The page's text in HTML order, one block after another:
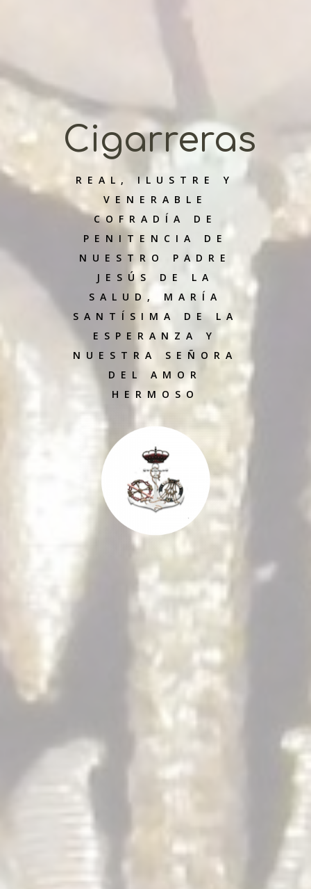
Cigarreras
REAL, ILUSTRE Y
VENERABLE
COFRADÍA DE
PENITENCIA DE
NUESTRO PADRE
JESÚS DE LA
SALUD, MARÍA
SANTÍSIMA DE LA
ESPERANZA Y
NUESTRA SEÑORA
DEL AMOR
HERMOSO